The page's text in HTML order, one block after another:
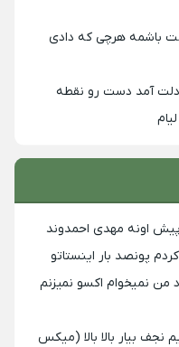
باشمه هرچی که دادی
دلت آمد دست رو نقطه
اونه مهدی احمدوند
پونصد بار اینستاتو
من نمیخوام اکسو نمیزنم
بیار بالا بالا (میکس